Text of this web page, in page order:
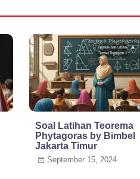
Soal Latihan Teorema
Phytagoras by Bimbel
Jakarta Timur
September 15, 2024